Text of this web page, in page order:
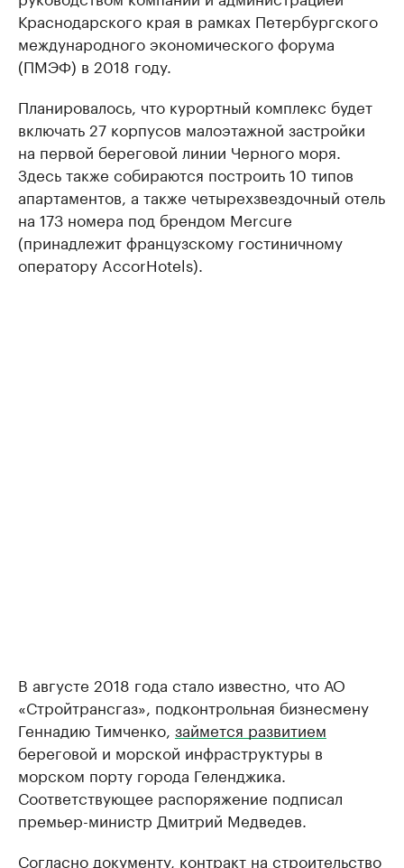
Краснодарского края в рамках Петербургского
международного экономического форума
(ПМЭФ) в 2018 году.
Планировалось, что курортный комплекс будет
включать 27 корпусов малоэтажной застройки
на первой береговой линии Черного моря.
Здесь также собираются построить 10 типов
апартаментов, а также четырехзвездочный отель
на 173 номера под брендом Mercure
(принадлежит французскому гостиничному
оператору AccorHotels).
В августе 2018 года стало известно, что АО
«Стройтрансгаз», подконтрольная бизнесмену
Геннадию Тимченко, займется развитием
береговой и морской инфраструктуры в
морском порту города Геленджика.
Соответствующее распоряжение подписал
премьер-министр Дмитрий Медведев.
Согласно документу, контракт на строительство